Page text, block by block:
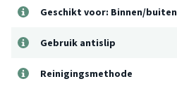
Geschikt voor: Binnen/buiten
Gebruik antislip
Reinigingsmethode